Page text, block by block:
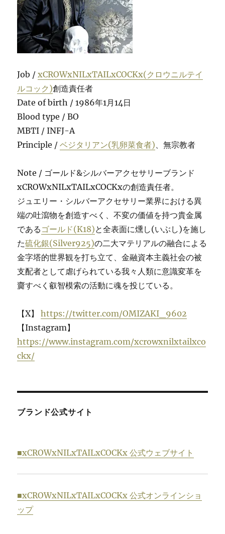
Job /xCROWxNILxTAILxCOCKx(クロウニルテイ
ルコック)創造責任者
Date of birth / 1986年1月14日
Blood type / BO
MBTI / INFJ-A
Principle /ベジタリアン(乳卵菜食者)、無宗教者
Note / ゴールド&シルバーアクセサリーブランド
xCROWxNILxTAILxCOCKxの創造責任者。
ジュエリー・シルバーアクセサリー業界における異
端の吐瀉物を創造すべく、不変の価値を持つ貴金属
である ゴールド(K18)と全表面に燻し(いぶし)を施し
た硫化銀(Silver925)の二大マテリアルの融合による
金字塔的世界観を打ち立て、金融資本主義社会の被
支配者として虐げられている我々人類に意識変革を
齎すべく叡智模索の活動に魂を投じている。
【X】https://twitter.com/OMIZAKI_9602
【Instagram】
https://www.instagram.com/xcrowxnilxtailxco
ckx/
ブランド公式サイト
■xCROWxNILxTAILxCOCKx 公式ウェブサイト
■xCROWxNILxTAILxCOCKx 公式オンラインショ
ップ